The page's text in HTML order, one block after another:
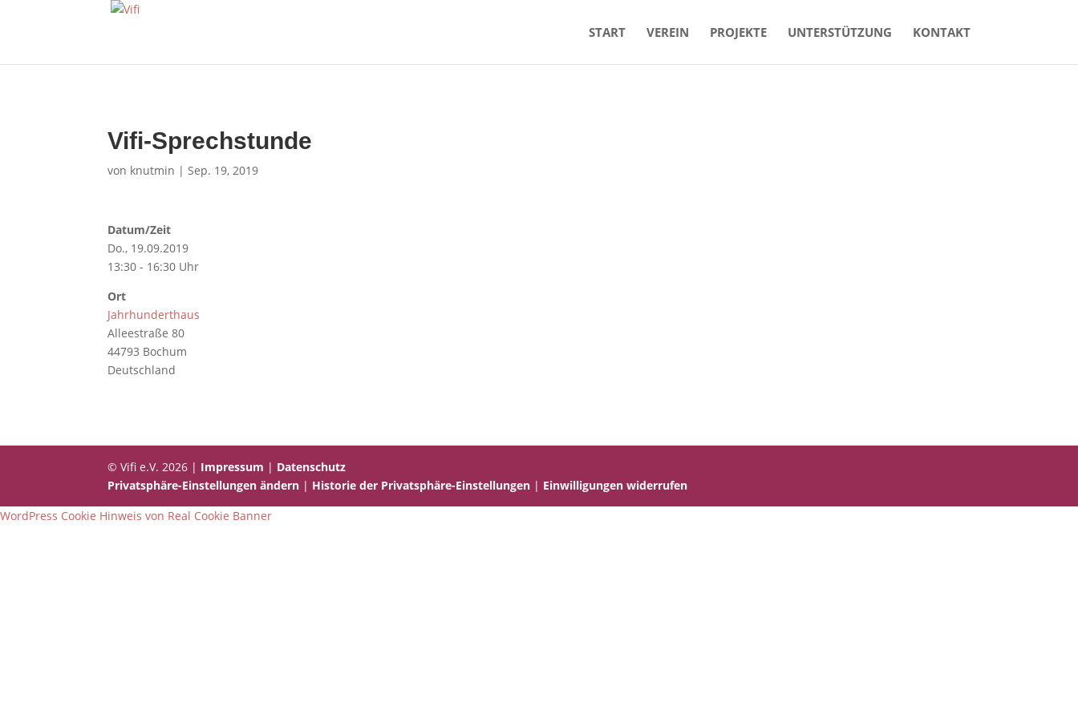
START VEREIN PROJEKTE UNTERSTÜTZUNG KONTAKT
Vifi-Sprechstunde
von knutmin |Sep. 19, 2019
Datum/Zeit
Do., 19.09.2019
13:30 - 16:30 Uhr
Ort
Jahrhunderthaus
Alleestraße 80
44793 Bochum
Deutschland
© Vifi e.V. 2026 | Impressum | Datenschutz
Privatsphäre-Einstellungen ändern | Historie der Privatsphäre-Einstellungen | Einwilligungen widerrufen
WordPress Cookie Hinweis von Real Cookie Banner